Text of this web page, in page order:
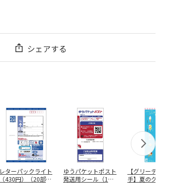
シェアする
レターパックライト
（430円）（20部セ
ゆうパケットポスト
発送用シール（1個
【グリーティング切
手】夏のグリーティ